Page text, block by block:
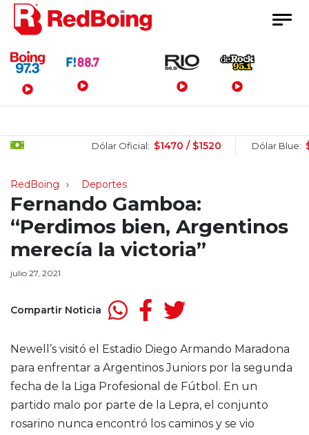
Menú Principal
Dólar Oficial: $1470 / $1520 Dólar Blue: $1510
RedBoing Deportes
Fernando Gamboa:
“Perdimos bien, Argentinos
merecía la victoria”
julio 27, 2021
Compartir Noticia
Newell’s visitó el Estadio Diego Armando Maradona
para enfrentar a Argentinos Juniors por la segunda
fecha de la Liga Profesional de Fútbol. En un
partido malo por parte de la Lepra, el conjunto
rosarino nunca encontró los caminos y se vio